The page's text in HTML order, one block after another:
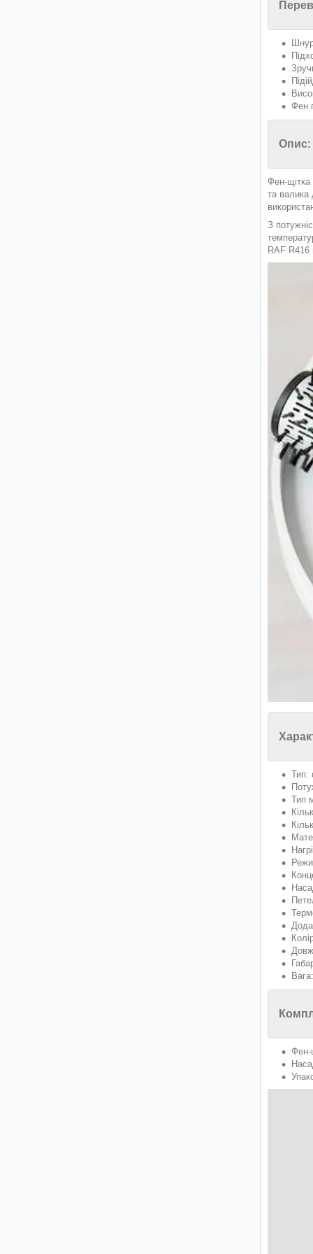
Фен
Опис:
Фен-щітка
та валика
З
RAF R416
Тип:
Тип
Фен-